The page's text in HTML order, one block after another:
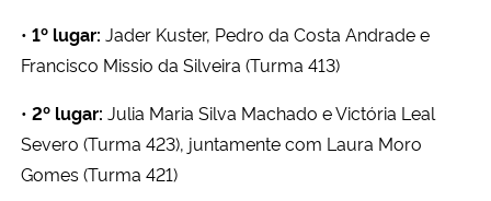
• 1º lugar: Jader Kuster, Pedro da Costa Andrade e
Francisco Missio da Silveira (Turma 413)
• 2º lugar: Julia Maria Silva Machado e Victória Leal
Severo (Turma 423), juntamente com Laura Moro
Gomes (Turma 421)